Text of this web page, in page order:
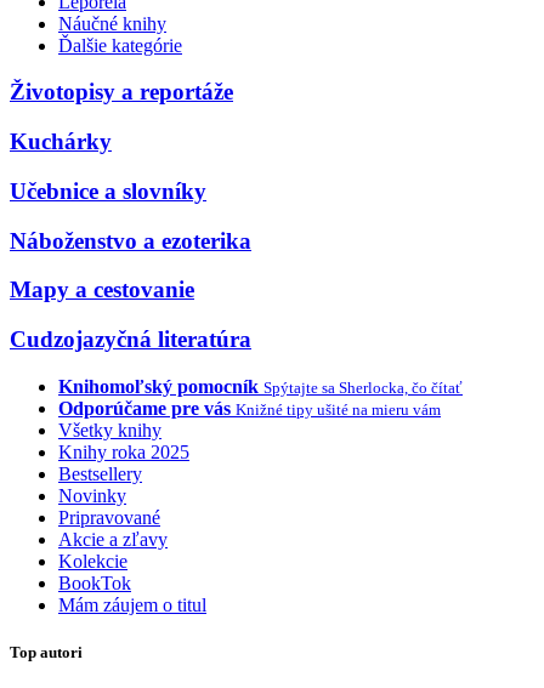
Náučné knihy
Ďalšie kategórie
Životopisy a reportáže
Kuchárky
Učebnice a slovníky
Náboženstvo a ezoterika
Mapy a cestovanie
Cudzojazyčná literatúra
Knihomoľský pomocník Spýtajte sa Sherlocka, čo čítať
Odporúčame pre vás Knižné tipy ušité na mieru vám
Všetky knihy
Knihy roka 2025
Bestsellery
Novinky
Pripravované
Akcie a zľavy
Kolekcie
BookTok
Mám záujem o titul
Top autori